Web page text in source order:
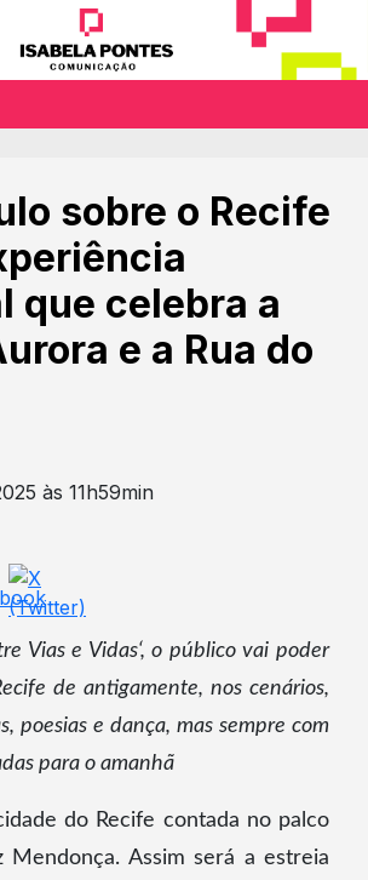
sobre o Recife
que celebra a
e a Rua do
às 11h59min
Vias e Vidas‘, o público vai poder
de antigamente, nos cenários,
poesias e dança, mas sempre com
para o amanhã
do Recife contada no palco
Mendonça. Assim será a estreia